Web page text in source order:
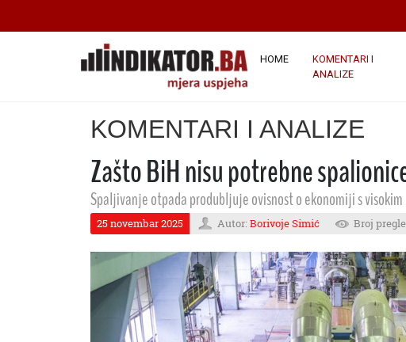
HOME
KOMENTARI I
ANALIZE
KOMENTARI I ANALIZE
Zašto BiH nisu potrebne
Spaljivanje otpada produbljuje ovisnost o ekonomiji s
25 novembar 2025 Autor: Borivoje Simić Broj